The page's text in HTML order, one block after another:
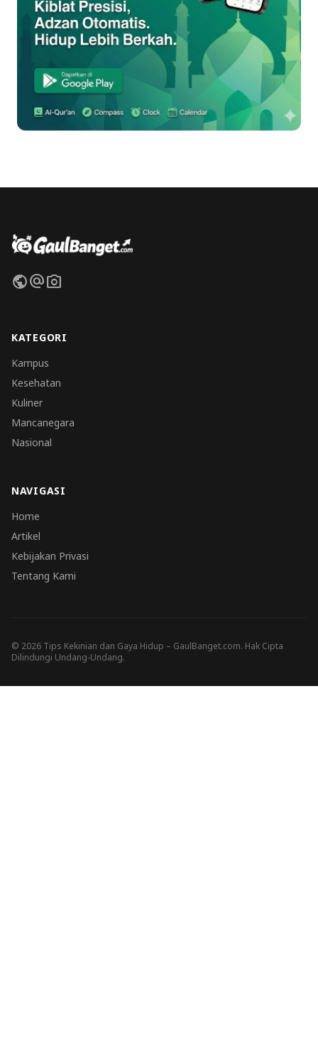
publicalternate_emailphoto_camera
KATEGORI
Kampus
Kesehatan
Kuliner
Mancanegara
Nasional
NAVIGASI
Home
Artikel
Kebijakan Privasi
Tentang Kami
© 2026 Tips Kekinian dan Gaya Hidup – GaulBanget.com. Hak Cipta
Dilindungi Undang-Undang.